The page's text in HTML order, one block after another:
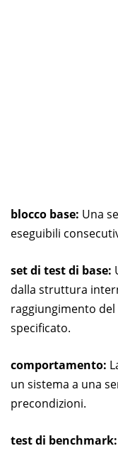
blocco base: Una
eseguibili
set di test di base:
dalla struttura
raggiungimento
specificato.
comportamento:
un sistema a una
precondizioni.
test di benchmark: